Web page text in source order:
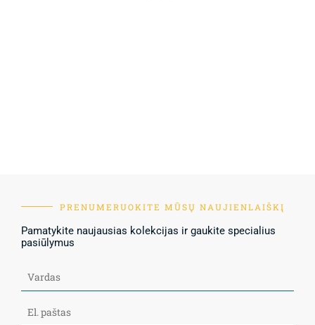
PRENUMERUOKITE MŪSŲ NAUJIENLAIŠKĮ
Pamatykite naujausias kolekcijas ir gaukite specialius
pasiūlymus